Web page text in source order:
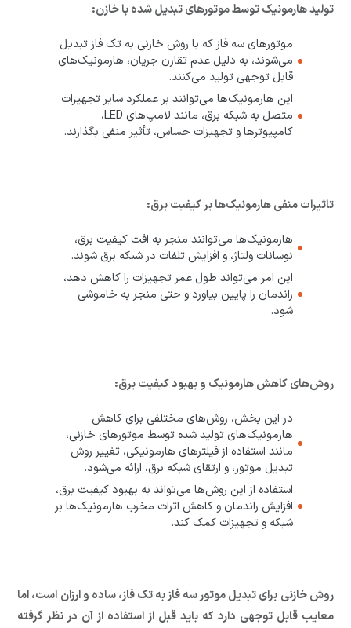
تولید هارمونیک توسط موتورهای تبدیل شده با خازن:
موتورهای سه فاز که با روش خازنی به تک فاز تبدیل
می‌شوند، به دلیل عدم تقارن جریان، هارمونیک‌های
قابل توجهی تولید می‌کنند.
این هارمونیک‌ها می‌توانند بر عملکرد سایر تجهیزات
متصل به شبکه برق، مانند لامپ‌های LED،
کامپیوترها و تجهیزات حساس، تأثیر منفی بگذارند.
تاثیرات منفی هارمونیک‌ها بر کیفیت برق:
هارمونیک‌ها می‌توانند منجر به افت کیفیت برق،
نوسانات ولتاژ، و افزایش تلفات در شبکه برق شوند.
این امر می‌تواند طول عمر تجهیزات را کاهش دهد،
راندمان را پایین بیاورد و حتی منجر به خاموشی
شود.
روش‌های کاهش هارمونیک و بهبود کیفیت برق:
در این بخش، روش‌های مختلفی برای کاهش
هارمونیک‌های تولید شده توسط موتورهای خازنی،
مانند استفاده از فیلترهای هارمونیکی، تغییر روش
تبدیل موتور، و ارتقای شبکه برق، ارائه می‌شود.
استفاده از این روش‌ها می‌تواند به بهبود کیفیت برق،
افزایش راندمان و کاهش اثرات مخرب هارمونیک‌ها بر
شبکه و تجهیزات کمک کند.
روش خازنی برای تبدیل موتور سه فاز به تک فاز، ساده و ارزان است، اما
معایب قابل توجهی دارد که باید قبل از استفاده از آن در نظر گرفته